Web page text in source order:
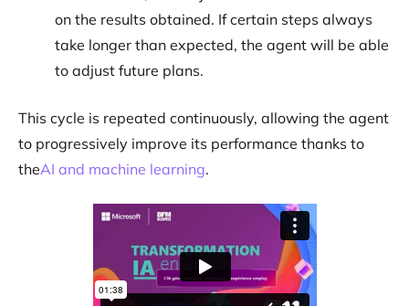
on the results obtained. If certain steps always
take longer than expected, the agent will be able
to adjust future plans.
This cycle is repeated continuously, allowing the agent
to progressively improve its performance thanks to
theAI and machine learning.